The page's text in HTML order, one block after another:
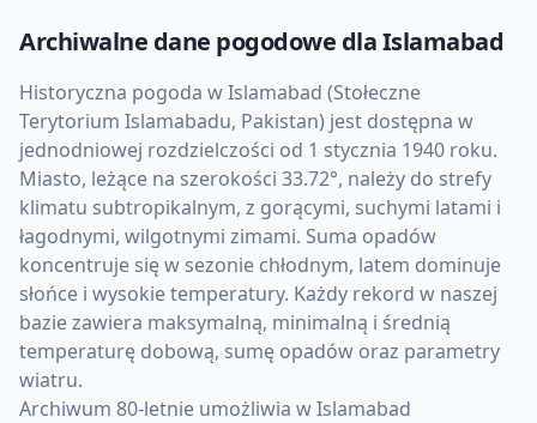
Archiwalne dane pogodowe dlaIslamabad
Historyczna pogoda w Islamabad (Stołeczne
Terytorium Islamabadu, Pakistan) jest dostępna w
jednodniowej rozdzielczości od 1 stycznia 1940 roku.
Miasto, leżące na szerokości 33.72°, należy do strefy
klimatu subtropikalnym, z gorącymi, suchymi latami i
łagodnymi, wilgotnymi zimami. Suma opadów
koncentruje się w sezonie chłodnym, latem dominuje
słońce i wysokie temperatury. Każdy rekord w naszej
bazie zawiera maksymalną, minimalną i średnią
temperaturę dobową, sumę opadów oraz parametry
wiatru.
Archiwum 80-letnie umożliwia w Islamabad